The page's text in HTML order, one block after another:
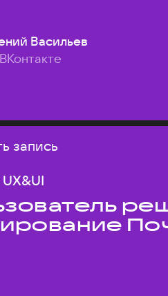
Васильев
запись